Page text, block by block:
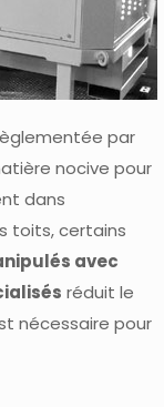
par
nocive pour
dans
toits, certains
avec
réduit le
nécessaire pour